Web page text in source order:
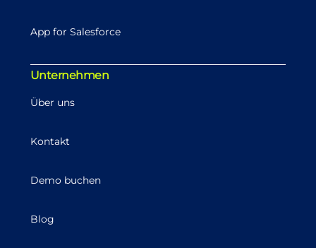
App for Salesforce
Unternehmen
Über uns
Kontakt
Demo buchen
Blog